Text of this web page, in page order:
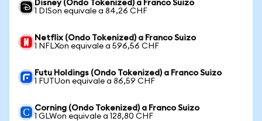
Disney (Ondo Tokenized) a Franco Suizo
1 DISon equivale a 84,26 CHF
Netflix (Ondo Tokenized) a Franco Suizo
1 NFLXon equivale a 596,56 CHF
Futu Holdings (Ondo Tokenized) a Franco Suizo
1 FUTUon equivale a 86,59 CHF
Corning (Ondo Tokenized) a Franco Suizo
1 GLWon equivale a 128,80 CHF